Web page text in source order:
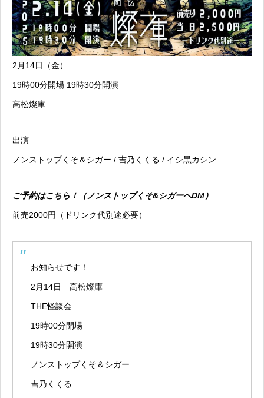
2月14日（金）
19時00分開場 19時30分開演
高松燦庫
出演
ノンストップくそ＆シガー / 吉乃くくる / イシ黒カシン
ご予約はこちら！（ノンストップくそ&シガーへDM）
前売2000円（ドリンク代別途必要）
お知らせです！
2月14日 高松燦庫
THE怪談会
19時00分開場
19時30分開演
ノンストップくそ＆シガー
吉乃くくる